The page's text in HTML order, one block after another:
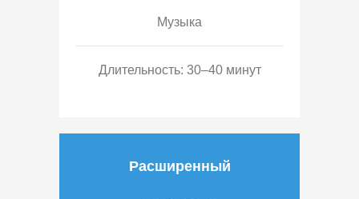
Музыка
Длительность: 30–40 минут
Расширенный